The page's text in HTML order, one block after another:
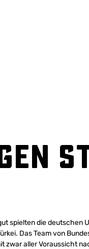
spielten die deutschen
Das Team von
zwar aller Voraussicht